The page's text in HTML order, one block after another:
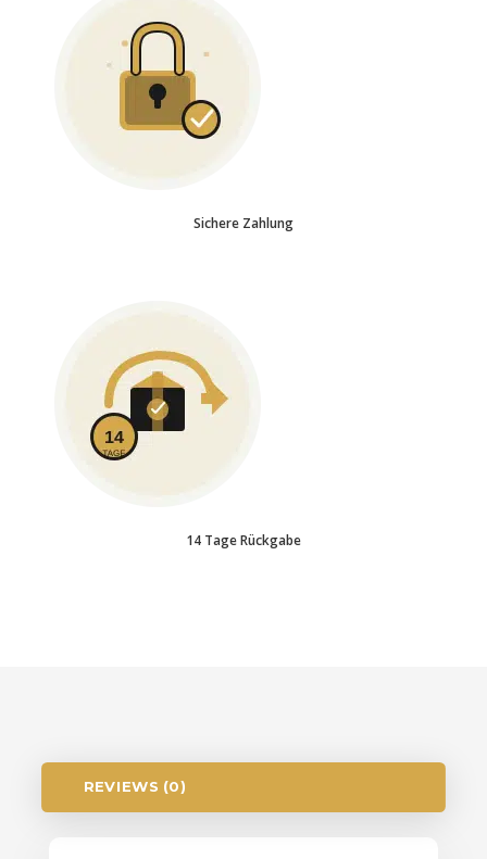
Sichere Zahlung
14 Tage Rückgabe
REVIEWS (0)